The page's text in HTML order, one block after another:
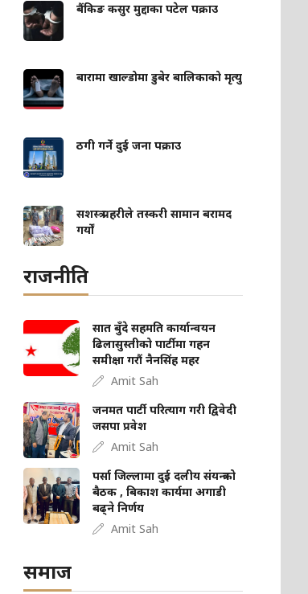
बैंकिङ कसुर मुद्दाका पटेल पक्राउ
बारामा खाल्डोमा डुबेर बालिकाको मृत्यु
ठगी गर्ने दुई जना पक्राउ
सशस्त्र प्रहरीले तस्करी सामान बरामद
गर्यों
राजनीति
सात बुँदे सहमति कार्यान्वयन
ढिलासुस्तीको पार्टीमा गहन
समीक्षा गरौं नैनसिंह महर
Amit Sah
जनमत पार्टी परित्याग गरी द्विवेदी
जसपा प्रवेश
Amit Sah
पर्सा जिल्लामा दुई दलीय संयन्त्रको
बैठक , बिकाश कार्यमा अगाडी
बढ्ने निर्णय
Amit Sah
समाज